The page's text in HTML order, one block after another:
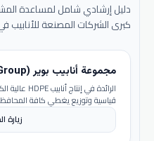
دليل إرشادي شامل لمساعدة
كبرى الشركات المصنعة للأنابيب
مجموعة أنابيب بوير (Bwer Pipes Group)
قياسية وتوزيع يغطي كافة
زيارة